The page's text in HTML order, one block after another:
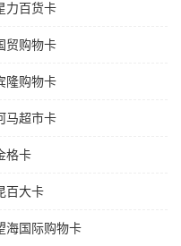
力百货卡
贸购物卡
隆购物卡
马超市卡
格卡
百大卡
海国际购物卡